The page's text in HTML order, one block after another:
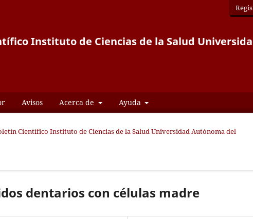
Instituto de Ciencias de la Salud
Avisos Acerca de Ayuda
Científico Instituto de Ciencias de la Salud Universidad Autónoma del
dentarios con células madre